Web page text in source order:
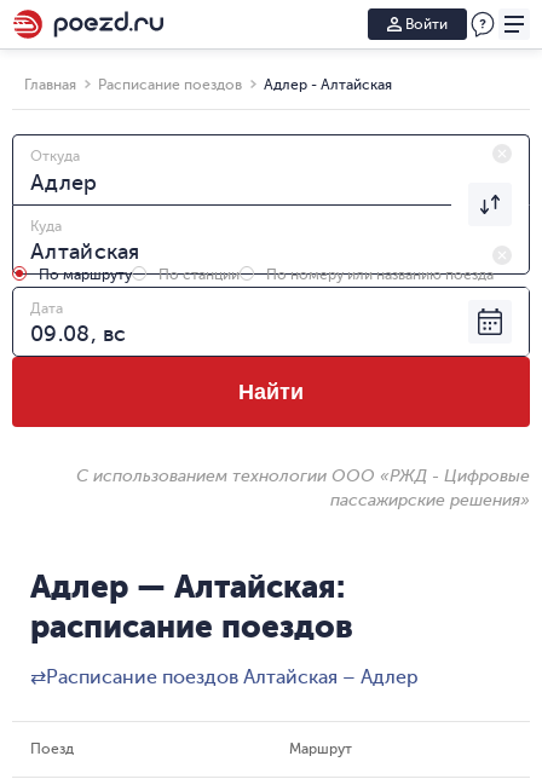
Войти
Главная Расписание поездов Адлер - Алтайская
Откуда
Куда
По маршруту По станции
По номеру или названию поезда
Дата
Найти
С использованием технологии ООО «РЖД - Цифровые
пассажирские решения»
Адлер — Алтайская:
расписание поездов
⇄Расписание поездов Алтайская – Адлер
Поезд Маршрут